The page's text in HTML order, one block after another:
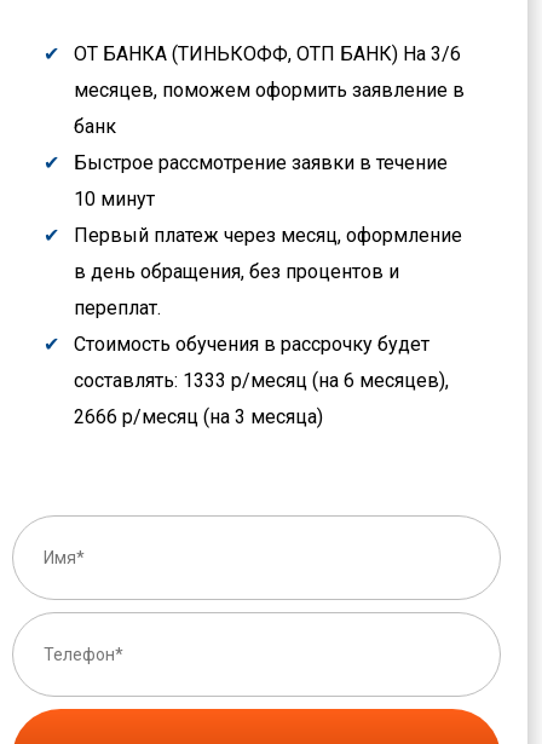
ОТ БАНКА (ТИНЬКОФФ, ОТП БАНК) На 3/6
месяцев, поможем оформить заявление в
банк
Быстрое рассмотрение заявки в течение
10 минут
Первый платеж через месяц, оформление
в день обращения, без процентов и
переплат.
Стоимость обучения в рассрочку будет
составлять: 1333 р/месяц (на 6 месяцев),
2666 р/месяц (на 3 месяца)